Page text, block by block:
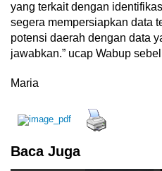
yang terkait dengan
segera mempersiapkan data
potensi daerah dengan data
jawabkan.” ucap Wabup
Maria
Baca Juga